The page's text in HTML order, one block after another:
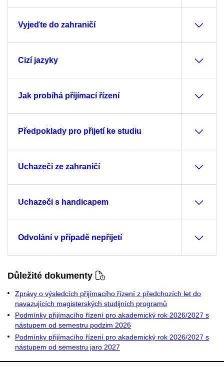
Vyjeďte do zahraničí
Cizí jazyky
Jak probíhá přijímací řízení
Předpoklady pro přijetí ke studiu
Uchazeči ze zahraničí
Uchazeči s handicapem
Odvolání v případě nepřijetí
Důležité dokumenty
Zprávy o výsledcích přijímacího řízení z předchozích let do
navazujících magisterských studijních programů
Podmínky přijímacího řízení pro akademický rok 2026/2027 s
nástupem od semestru podzim 2026
Podmínky přijímacího řízení pro akademický rok 2026/2027 s
nástupem od semestru jaro 2027